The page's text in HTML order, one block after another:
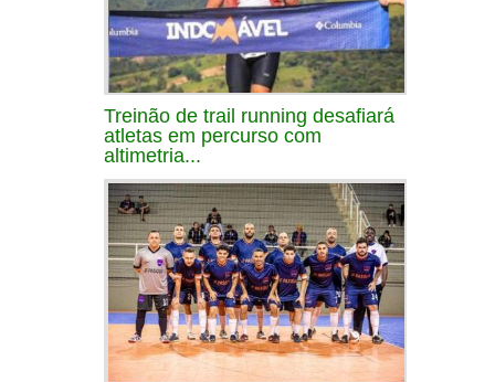
Treinão de trail running desafiará
atletas em percurso com
altimetria...